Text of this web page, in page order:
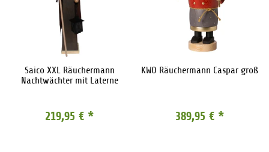
Saico XXL Räuchermann
Nachtwächter mit Laterne
219,95 € *
KWO Räuchermann Caspar groß
389,95 € *